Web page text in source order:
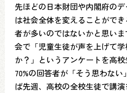
先ほどの日本財団や内閣府の
は社会全体を変えることがで
者が多いのではないかと思い
会で「児童生徒が声を上げて
か？」というアンケートを高
70%の回答者が「そう思わな
ば先週、高校の全校生徒で講